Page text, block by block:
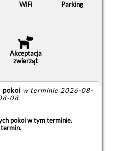
WiFi Parking
Akceptacja
zwierząt
pokoi w terminie 2026-08-
08
pokoi w tym terminie.
termin.